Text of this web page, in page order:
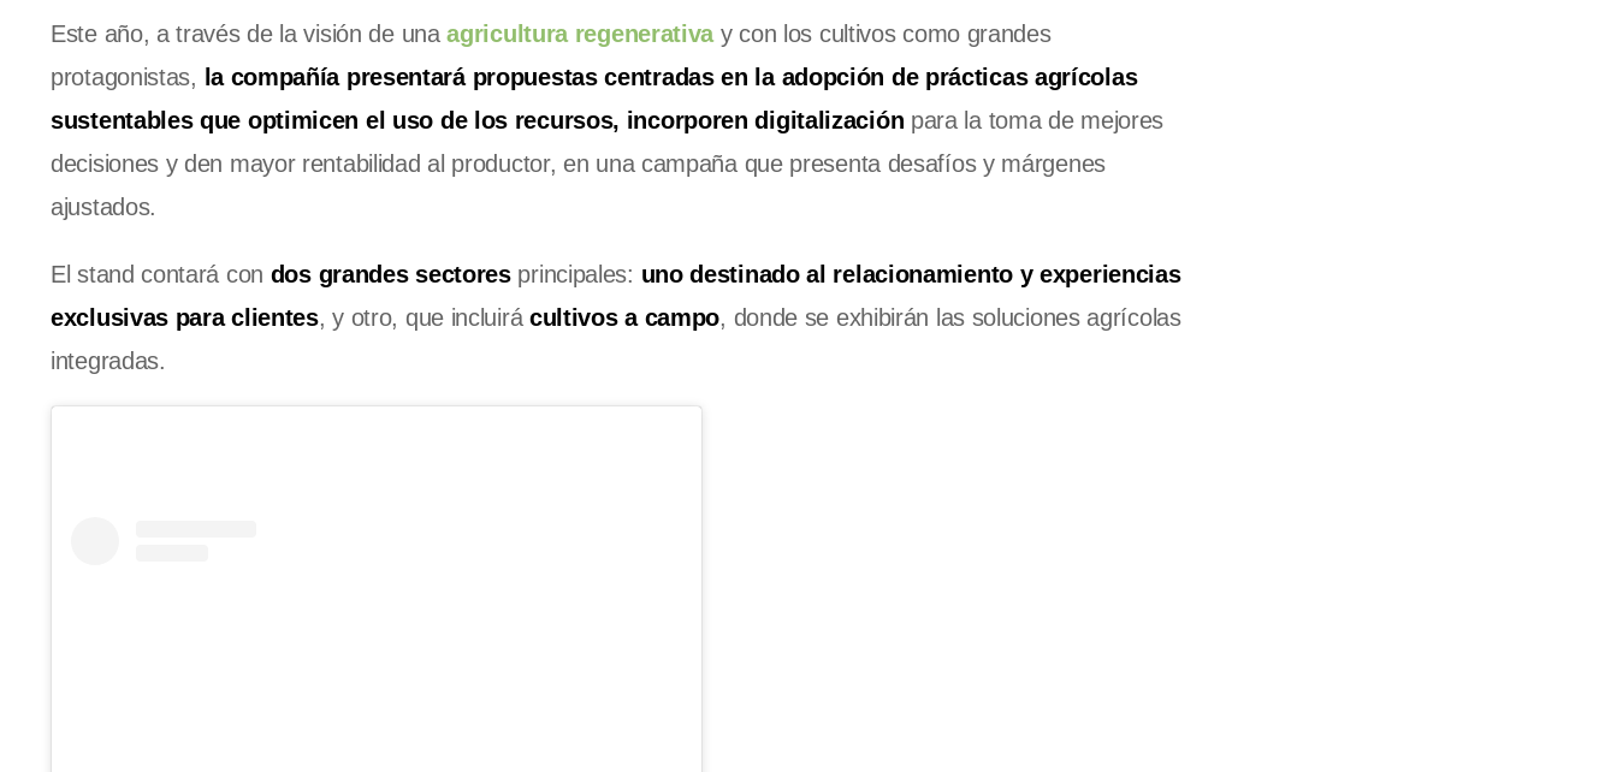
Este año, a través de la visión de unaagricultura regenerativay con los cultivos como grandes
protagonistas, la compañía presentará propuestas centradas en la adopción de prácticas agrícolas
sustentables que optimicen el uso de los recursos, incorporen digitalización para la toma de mejores
decisiones y den mayor rentabilidad al productor, en una campaña que presenta desafíos y márgenes
ajustados.
El stand contará con dos grandes sectoresprincipales: uno destinado al relacionamiento y experiencias
exclusivas para clientes, y otro, que incluirá cultivos a campo, donde se exhibirán las soluciones agrícolas
integradas.